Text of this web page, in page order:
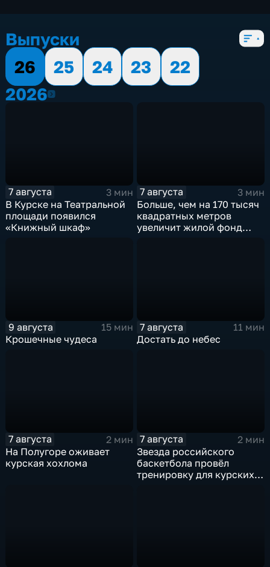
Выпуски
26
25 24 23
22
20262026
7 августа
3 мин
В Курске на Театральной
площади появился
«Книжный шкаф»
7 августа
3 мин
Больше, чем на 170 тысяч
квадратных метров
увеличит жилой фонд
9 августа
15 мин
Крошечные чудеса
7 августа
11 мин
Достать до небес
7 августа
2 мин
На Полугоре оживает
курская хохлома
7 августа
2 мин
Звезда российского
баскетбола провёл
тренировку для курских